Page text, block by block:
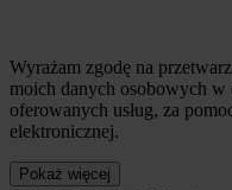
Wyrażam zgodę na
moich danych osobowych
oferowanych usług, za
elektronicznej.
Pokaż więcej